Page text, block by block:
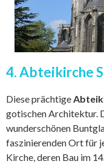
4. Abteikirche
Diese prächtige
gotischen Architektur.
wunderschönen
faszinierenden Ort für
Kirche, deren Bau im